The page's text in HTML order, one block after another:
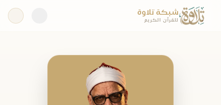
شبكة تلاوة
للقرآن الكريم